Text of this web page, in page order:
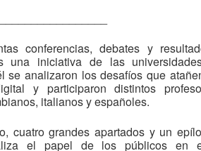
conferencias, debates y
una iniciativa de las
se analizaron los desafíos que
y participaron distintos
italianos y españoles.
cuatro grandes apartados y un
el papel de los públicos en